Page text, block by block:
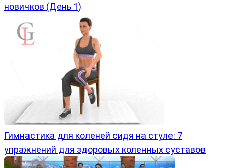
новичков (День 1)
Гимнастика для коленей сидя на стуле: 7
упражнений для здоровых коленных суставов